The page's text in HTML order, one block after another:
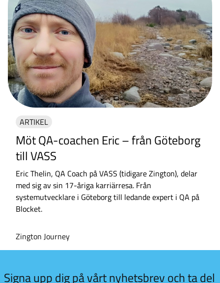
ARTIKEL
Möt QA-coachen Eric – från Göteborg
till VASS
Eric Thelin, QA Coach på VASS (tidigare Zington), delar
med sig av sin 17-åriga karriärresa. Från
systemutvecklare i Göteborg till ledande expert i QA på
Blocket.
Zington Journey
Signa upp dig på vårt nyhetsbrev och ta del
kul